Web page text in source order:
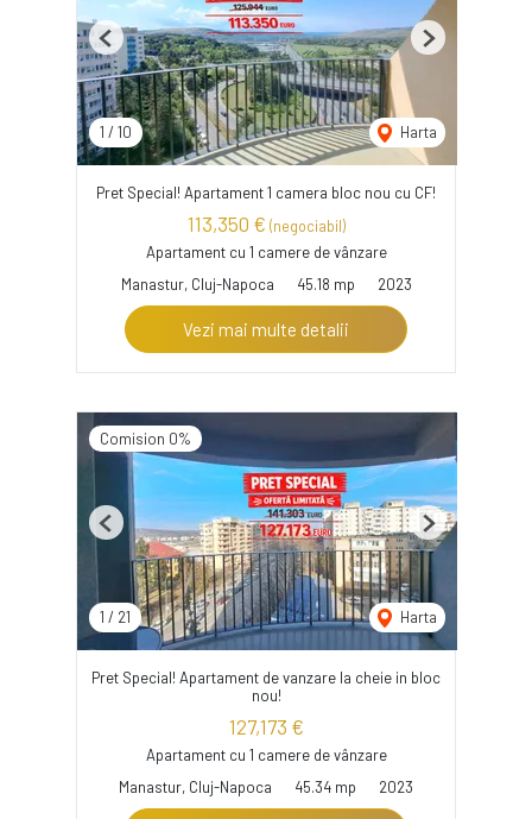
1 / 10 Harta
Previous Next
Pret Special! Apartament 1 camera bloc nou cu CF!
113,350 € (negociabil)
Apartament cu 1 camere de vânzare
Manastur, Cluj-Napoca
45.18 mp 2023
Vezi mai multe detalii
Comision 0%
1 / 21 Harta
Previous Next
Pret Special! Apartament de vanzare la cheie in bloc
nou!
127,173 €
Apartament cu 1 camere de vânzare
Manastur, Cluj-Napoca
45.34 mp 2023